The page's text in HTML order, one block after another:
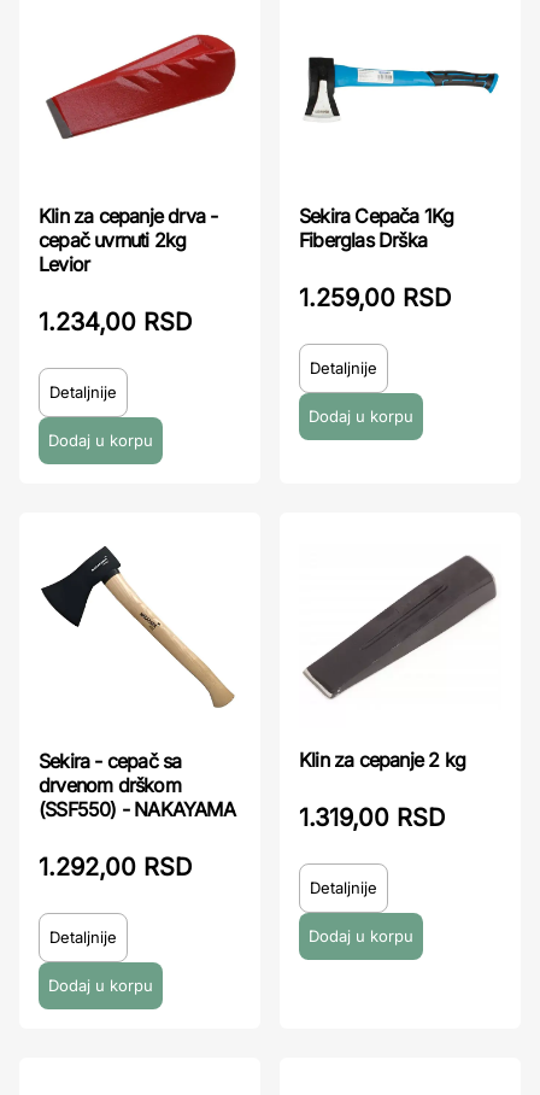
Klin za cepanje drva -
cepač uvrnuti 2kg
Levior
1.234,00 RSD
Detaljnije
Sekira Cepača 1Kg
Fiberglas Drška
1.259,00 RSD
Detaljnije
Sekira - cepač sa
drvenom drškom
(SSF550) - NAKAYAMA
1.292,00 RSD
Detaljnije
Klin za cepanje 2 kg
1.319,00 RSD
Detaljnije